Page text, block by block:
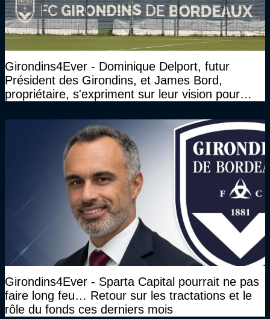
Girondins4Ever - Dominique Delport, futur
Président des Girondins, et James Bord,
propriétaire, s'expriment sur leur vision pour
Girondins4Ever - Sparta Capital pourrait ne pas
faire long feu… Retour sur les tractations et le
rôle du fonds ces derniers mois